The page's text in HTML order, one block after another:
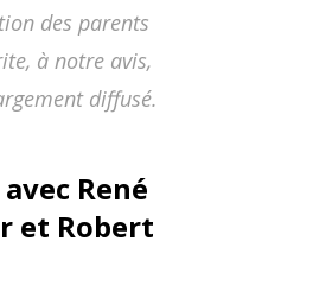
des parents
à notre avis,
diffusé.
René
et Robert